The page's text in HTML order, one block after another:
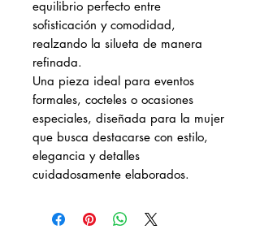
equilibrio perfecto entre
sofisticación y comodidad,
realzando la silueta de manera
refinada.
Una pieza ideal para eventos
formales, cocteles o ocasiones
especiales, diseñada para la mujer
que busca destacarse con estilo,
elegancia y detalles
cuidadosamente elaborados.